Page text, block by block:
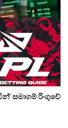
සමාගම් රිංගුවේ